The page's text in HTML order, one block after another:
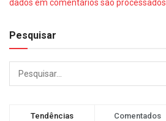
dados em comentários são processados
Pesquisar
Tendências Comentados